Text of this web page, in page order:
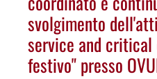
svolgimento
service and
festivo" presso